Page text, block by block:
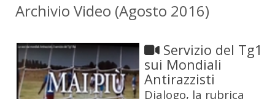
Archivio Video (Agosto 2016)
Servizio del Tg1
sui Mondiali
Antirazzisti
Dialogo, la rubrica